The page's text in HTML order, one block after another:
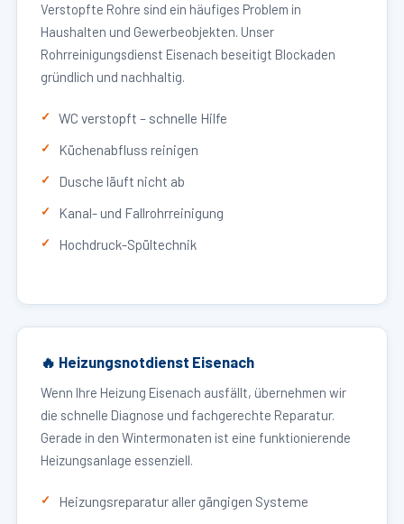
Verstopfte Rohre sind ein häufiges Problem in
Haushalten und Gewerbeobjekten. Unser
Rohrreinigungsdienst Eisenach beseitigt Blockaden
gründlich und nachhaltig.
WC verstopft – schnelle Hilfe
Küchenabfluss reinigen
Dusche läuft nicht ab
Kanal- und Fallrohrreinigung
Hochdruck-Spültechnik
🔥 Heizungsnotdienst Eisenach
Wenn Ihre Heizung Eisenach ausfällt, übernehmen wir
die schnelle Diagnose und fachgerechte Reparatur.
Gerade in den Wintermonaten ist eine funktionierende
Heizungsanlage essenziell.
Heizungsreparatur aller gängigen Systeme